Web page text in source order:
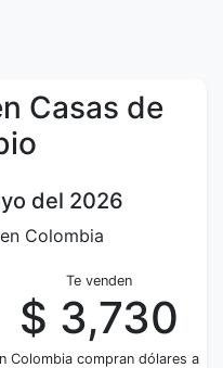
Casas de
del 2026
Colombia
Te venden
$ 3,730
Colombia compran dólares a